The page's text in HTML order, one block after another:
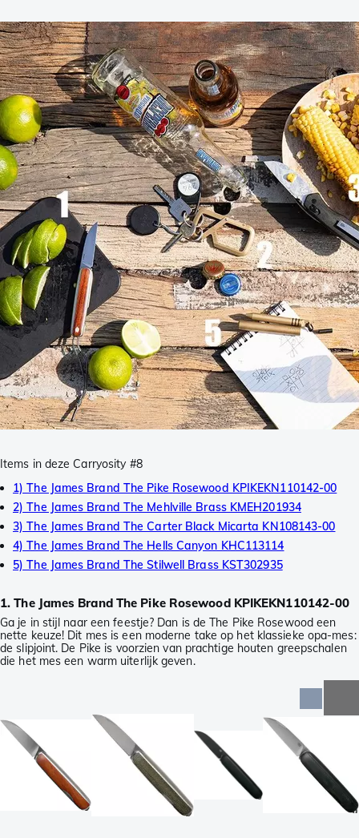
Items in deze Carryosity #8
1) The James Brand The Pike Rosewood KPIKEKN110142-00
2) The James Brand The Mehlville Brass KMEH201934
3) The James Brand The Carter Black Micarta KN108143-00
4) The James Brand The Hells Canyon KHC113114
5) The James Brand The Stilwell Brass KST302935
1. The James Brand The Pike Rosewood KPIKEKN110142-00
Ga je in stijl naar een feestje? Dan is de The Pike Rosewood een
nette keuze! Dit mes is een moderne take op het klassieke opa-mes:
de slipjoint. De Pike is voorzien van prachtige houten greepschalen
die het mes een warm uiterlijk geven.